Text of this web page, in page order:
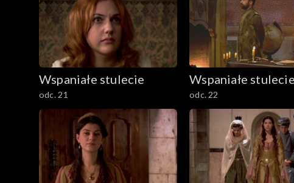
Wspaniałe stulecie
odc. 21
Wspaniałe stulecie
odc. 22